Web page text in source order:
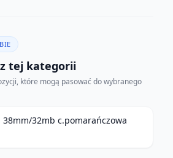
tej kategorii
które mogą pasować do wybranego
38mm/32mb c.pomarańczowa